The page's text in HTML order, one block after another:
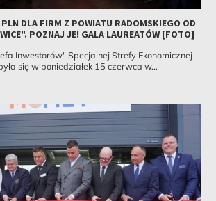
DLA FIRM Z POWIATU RADOMSKIEGO OD
POZNAJ JE! GALA LAUREATÓW [FOTO]
Inwestorów" Specjalnej Strefy Ekonomicznej
się w poniedziałek 15 czerwca w...